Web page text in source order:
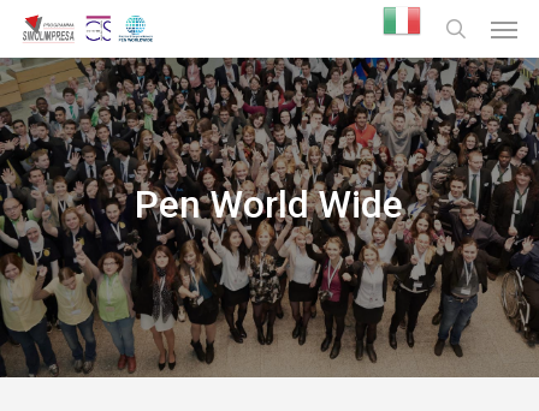
Skip
main
content
search
Pen World Wide